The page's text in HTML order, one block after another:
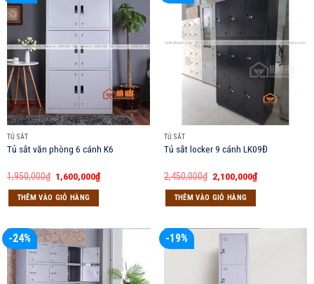
TỦ SẮT
Tủ sắt văn phòng 6 cánh K6
1,950,000₫ Giá
gốc
là:
1,950,000₫.
1,600,000₫Giá
hiện
THÊM VÀO GIỎ HÀNG
TỦ SẮT
Tủ sắt locker 9 cánh LK09Đ
2,450,000₫ Giá
gốc
là:
2,450,000₫.
2,100,000₫Giá
hiện
THÊM VÀO GIỎ HÀNG
-24% -19%